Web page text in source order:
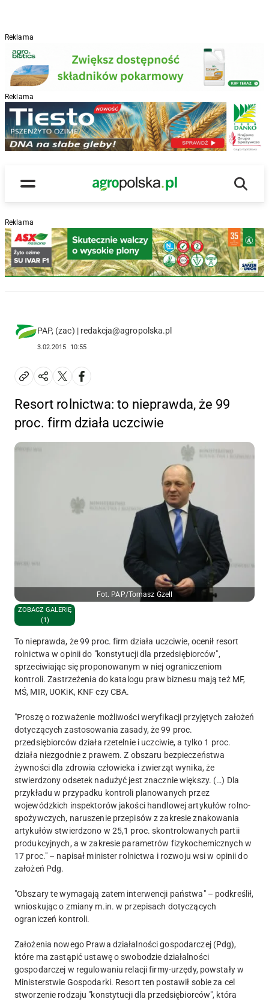
Reklama
Reklama
Menu
Main Logo
Reklama
PAP, (zac) | redakcja@agropolska.pl
3.02.2015 10:55
Resort rolnictwa: to nieprawda, że 99
proc. firm działa uczciwie
Fot. PAP/Tomasz Gzell
ZOBACZ GALERIĘ
(1)
To nieprawda, że 99 proc. firm działa uczciwie, ocenił resort
rolnictwa w opinii do "konstytucji dla przedsiębiorców",
sprzeciwiając się proponowanym w niej ograniczeniom
kontroli. Zastrzeżenia do katalogu praw biznesu mają też MF,
MŚ, MIR, UOKiK, KNF czy CBA.
"Proszę o rozważenie możliwości weryfikacji przyjętych założeń
dotyczących zastosowania zasady, że 99 proc.
przedsiębiorców działa rzetelnie i uczciwie, a tylko 1 proc.
działa niezgodnie z prawem. Z obszaru bezpieczeństwa
żywności dla zdrowia człowieka i zwierząt wynika, że
stwierdzony odsetek nadużyć jest znacznie większy. (…) Dla
przykładu w przypadku kontroli planowanych przez
wojewódzkich inspektorów jakości handlowej artykułów rolno-
spożywczych, naruszenie przepisów z zakresie znakowania
artykułów stwierdzono w 25,1 proc. skontrolowanych partii
produkcyjnych, a w zakresie parametrów fizykochemicznych w
17 proc." – napisał minister rolnictwa i rozwoju wsi w opinii do
założeń Pdg.
"Obszary te wymagają zatem interwencji państwa" – podkreślił,
wnioskując o zmiany m.in. w przepisach dotyczących
ograniczeń kontroli.
Założenia nowego Prawa działalności gospodarczej (Pdg),
które ma zastąpić ustawę o swobodzie działalności
gospodarczej w regulowaniu relacji firmy-urzędy, powstały w
Ministerstwie Gospodarki. Resort ten postawił sobie za cel
stworzenie rodzaju "konstytucji dla przedsiębiorców", która